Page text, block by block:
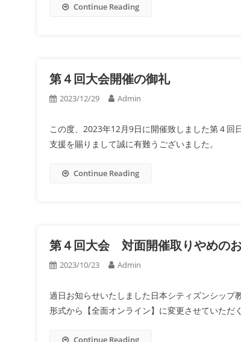
Continue Reading
第４回大会開催の御礼
2023/12/29 Admin
この度、2023年12月9日に開催致しました第４
支援を賜りまして誠に有難うございました。
Continue Reading
第４回大会 対面開催取りやめの
2023/10/23 Admin
過日お知らせいたしました日本シティズンシップ
形式から【全面オンライン】に変更させていただ
Continue Reading